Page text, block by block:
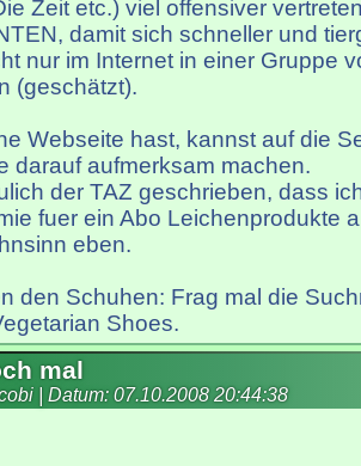
Zeit etc.) viel offensiver
damit sich schneller und
nur im Internet in einer Gruppe
(geschätzt).
Webseite hast, kannst auf die
darauf aufmerksam machen.
der TAZ geschrieben, dass
fuer ein Abo Leichenprodukte
eben.
den Schuhen: Frag mal die
Shoes.
mal
| Datum: 07.10.2008 20:44:38